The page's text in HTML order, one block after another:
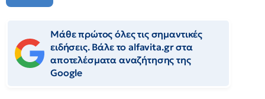
Μάθε πρώτος όλες τις σημαντικές
ειδήσεις. Βάλε το alfavita.gr στα
αποτελέσματα αναζήτησης της
Google